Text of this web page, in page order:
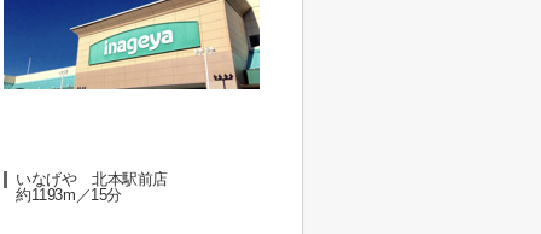
いなげや 北本駅前店
約1193m／15分